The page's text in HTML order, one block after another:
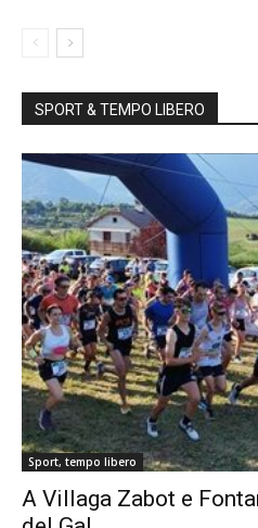
SPORT & TEMPO LIBERO
Sport, tempo libero
A Villaga Zabot e